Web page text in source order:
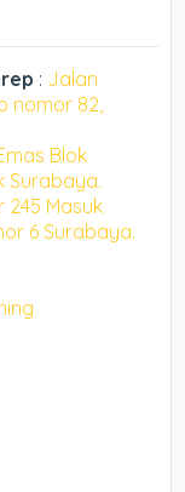
: Jalan
nomor 82,
Blok
Surabaya.
Masuk
6 Surabaya.